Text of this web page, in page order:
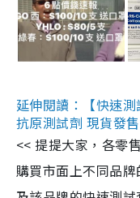
延伸閱讀：【快速
抗原測試劑 現貨發
<< 提提大家，各零
購買市面上不同品